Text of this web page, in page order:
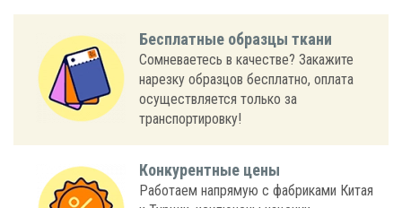
Бесплатные образцы ткани
Сомневаетесь в качестве? Закажите
нарезку образцов бесплатно, оплата
осуществляется только за
транспортировку!
Конкурентные цены
Работаем напрямую с фабриками Китая